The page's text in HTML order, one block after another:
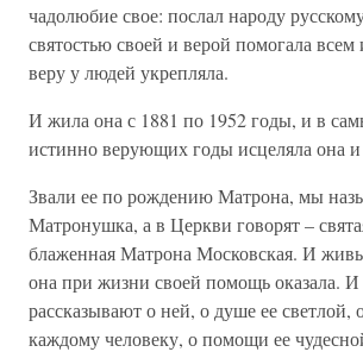
чадолюбие свое: послал народу
святостью своей и верой помогала всем
веру у людей укрепляла.
И жила она с 1881 по 1952 годы, и в
истинно верующих годы исцеляла она
Звали ее по рождению Матрона, мы
Матронушка, а в Церкви говорят –
блаженная Матрона Московская. И
она при жизни своей помощь оказала. И
рассказывают о ней, о душе ее светлой,
каждому человеку, о помощи ее